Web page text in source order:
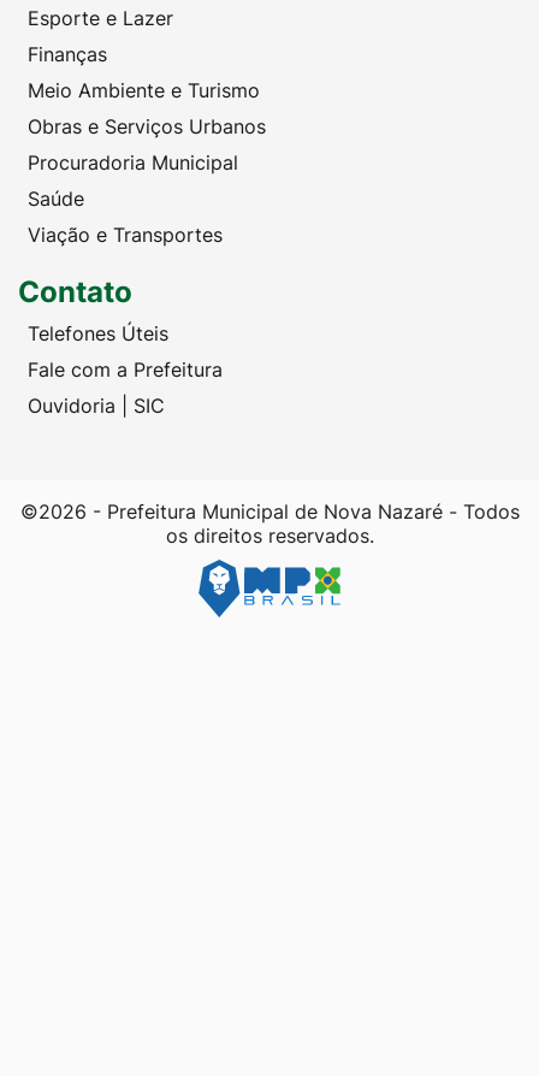
Esporte e Lazer
Finanças
Meio Ambiente e Turismo
Obras e Serviços Urbanos
Procuradoria Municipal
Saúde
Viação e Transportes
Contato
Telefones Úteis
Fale com a Prefeitura
Ouvidoria | SIC
©2026 - Prefeitura Municipal de Nova Nazaré - Todos
os direitos reservados.